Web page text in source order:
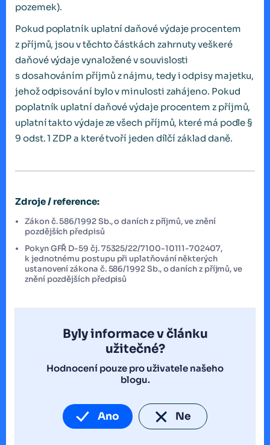
pozemek).
Pokud poplatník uplatní daňové výdaje procentem
z příjmů, jsou v těchto částkách zahrnuty veškeré
daňové výdaje vynaložené v souvislosti
s dosahováním příjmů z nájmu, tedy i odpisy majetku,
jehož odpisování bylo v minulosti zahájeno. Pokud
poplatník uplatní daňové výdaje procentem z příjmů,
uplatní takto výdaje ze všech příjmů, které má podle §
9 odst. 1 ZDP a které tvoří jeden dílčí základ daně.
Zdroje / reference:
Zákon č. 586/1992 Sb., o daních z příjmů, ve znění
pozdějších předpisů
Pokyn GFŘ D-59 čj. 75325/22/7100-10111-702407,
k jednotnému postupu při uplatňování některých
ustanovení zákona č. 586/1992 Sb., o daních z příjmů, ve
znění pozdějších předpisů
Byly informace v článku
užitečné?
Hodnocení pouze pro uživatele našeho
blogu.
Ano Ne